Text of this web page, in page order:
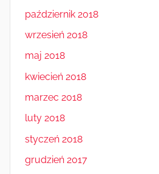
październik 2018
wrzesień 2018
maj 2018
kwiecień 2018
marzec 2018
luty 2018
styczeń 2018
grudzień 2017